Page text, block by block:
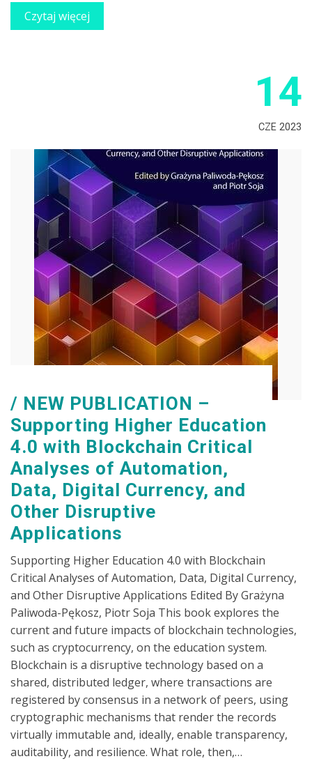
Czytaj więcej
14
CZE 2023
NEW PUBLICATION –
Supporting Higher Education
4.0 with Blockchain Critical
Analyses of Automation,
Data, Digital Currency, and
Other Disruptive
Applications
Supporting Higher Education 4.0 with Blockchain
Critical Analyses of Automation, Data, Digital Currency,
and Other Disruptive Applications Edited By Grażyna
Paliwoda-Pękosz, Piotr Soja This book explores the
current and future impacts of blockchain technologies,
such as cryptocurrency, on the education system.
Blockchain is a disruptive technology based on a
shared, distributed ledger, where transactions are
registered by consensus in a network of peers, using
cryptographic mechanisms that render the records
virtually immutable and, ideally, enable transparency,
auditability, and resilience. What role, then,…